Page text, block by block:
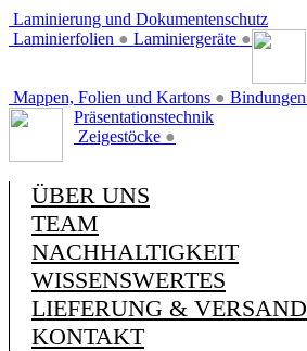
Laminierung und Dokumentenschutz
Laminierfolien ● Laminiergeräte ●
Mappen, Folien und Kartons ● Bindungen
Präsentationstechnik
Zeigestöcke ●
ÜBER UNS
TEAM
NACHHALTIGKEIT
WISSENSWERTES
LIEFERUNG & VERSAND
KONTAKT